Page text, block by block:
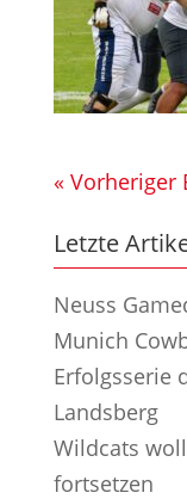
« Vorheriger
Letzte
Neuss
Munich
Erfolgsserie
Landsberg
Wildcats
fortsetzen